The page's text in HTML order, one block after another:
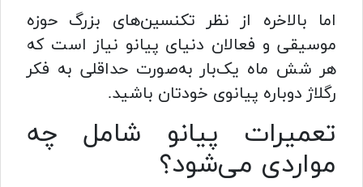
اما بالاخره از نظر تکنسین‌های بزرگ حوزه
موسیقی و فعالان دنیای پیانو نیاز است که
هر شش ماه یک‌بار به‌صورت حداقلی به فکر
رگلاژ دوباره پیانوی خودتان باشید.
تعمیرات پیانو شامل چه
مواردی می‌شود؟